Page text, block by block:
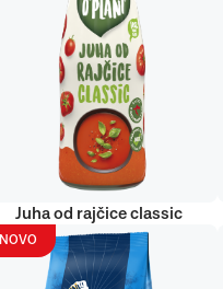
Juha od rajčice classic
NOVO